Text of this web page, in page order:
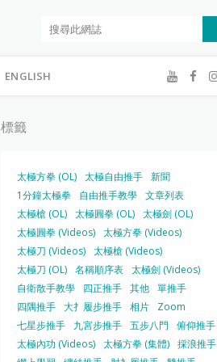
ENGLISH
標籤
太極方拳 (OL) 太極自由推手 新聞
1分鐘太極拳
自由推手教學 文章列表
太極槍 (OL) 太極圓拳 (OL) 太極劍 (OL)
太極圓拳 (Videos) 太極方拳 (Videos)
太極刀 (Videos) 太極槍 (Videos)
太極刀 (OL) 名稱順序表 太極劍 (Videos)
自衛散手教學
四正推手 其他 單推手
四隅推手 大扌履步推手 相片
Zoom
七星步推手
九宮步推手 五步八門
俯仰推手
太極內功 (Videos) 太極方拳 (集體) 採浪推手